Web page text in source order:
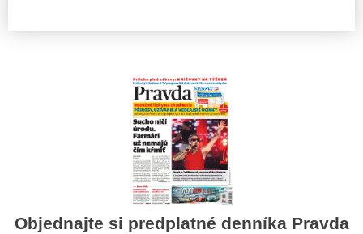
Objednajte si predplatné denníka Pravda